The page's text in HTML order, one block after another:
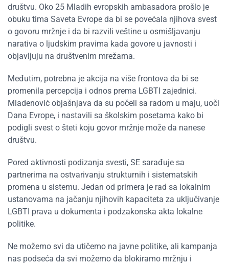
društvu. Oko 25 Mladih evropskih ambasadora prošlo je
obuku tima Saveta Evrope da bi se povećala njihova svest
o govoru mržnje i da bi razvili veštine u osmišljavanju
narativa o ljudskim pravima kada govore u javnosti i
objavljuju na društvenim mrežama.
Međutim, potrebna je akcija na više frontova da bi se
promenila percepcija i odnos prema LGBTI zajednici.
Mladenović objašnjava da su počeli sa radom u maju, uoči
Dana Evrope, i nastavili sa školskim posetama kako bi
podigli svest o šteti koju govor mržnje može da nanese
društvu.
Pored aktivnosti podizanja svesti, SE sarađuje sa
partnerima na ostvarivanju strukturnih i sistematskih
promena u sistemu. Jedan od primera je rad sa lokalnim
ustanovama na jačanju njihovih kapaciteta za uključivanje
LGBTI prava u dokumenta i podzakonska akta lokalne
politike.
Ne možemo svi da utičemo na javne politike, ali kampanja
nas podseća da svi možemo da blokiramo mržnju i